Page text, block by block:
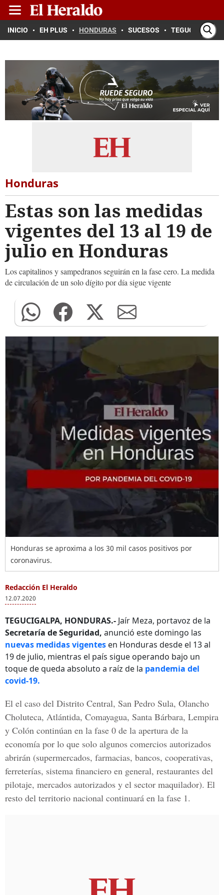
INICIO EH PLUS HONDURAS SUCESOS TEGUCIGALPA
Honduras
Estas son las medidas
vigentes del 13 al 19 de
julio en Honduras
Los capitalinos y sampedranos seguirán en la fase cero. La medida
de circulación de un solo dígito por día sigue vigente
Honduras se aproxima a los 30 mil casos positivos por
coronavirus.
Redacción El Heraldo
12.07.2020
TEGUCIGALPA, HONDURAS.- Jaír Meza, portavoz de la
Secretaría de Seguridad, anunció este domingo las
nuevas medidas vigentes en Honduras desde el 13 al
19 de julio, mientras el país sigue operando bajo un
toque de queda absoluto a raíz de la pandemia del
covid-19.
El el caso del Distrito Central, San Pedro Sula, Olancho
Choluteca, Atlántida, Comayagua, Santa Bárbara, Lempira
y Colón continúan en la fase 0 de la apertura de la
economía por lo que solo algunos comercios autorizados
abrirán (supermercados, farmacias, bancos, cooperativas,
ferreterías, sistema financiero en general, restaurantes del
pilotaje, mercados autorizados y el sector maquilador). El
resto del territorio nacional continuará en la fase 1.